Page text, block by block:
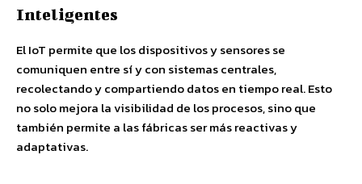
Inteligentes
El IoT permite que los dispositivos y sensores se
comuniquen entre sí y con sistemas centrales,
recolectando y compartiendo datos en tiempo real. Esto
no solo mejora la visibilidad de los procesos, sino que
también permite a las fábricas ser más reactivas y
adaptativas.